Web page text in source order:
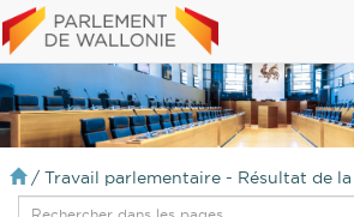
/ Travail parlementaire - Résultat de